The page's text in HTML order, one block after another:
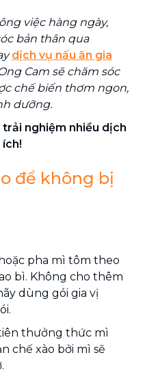
việc hàng ngày,
bản thân qua
dịch vụ nấu ăn gia
Cam sẽ chăm sóc
chế biến thơm ngon,
dưỡng.
trải nghiệm nhiều dịch
để không bị
pha mì tôm theo
bì. Không cho thêm
dùng gói gia vị
thưởng thức mì
chế xào bởi mì sẽ